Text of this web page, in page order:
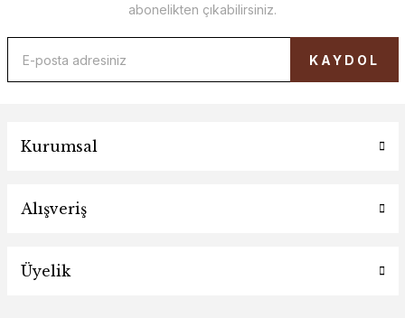
abonelikten çıkabilirsiniz.
KAYDOL
Kurumsal
Alışveriş
Üyelik